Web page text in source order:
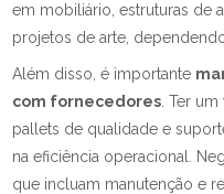
em mobiliário, estruturas de
projetos de arte,
Além disso, é importante
com fornecedores . Ter
pallets de qualidade e
na eficiência operacional.
que incluam manutenção e